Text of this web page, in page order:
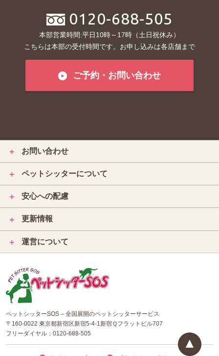
0120-688-505
本部営業時間:平日10時～17時（土日祝休み）
こちらは本部の受付時間です。お申し込みは各店舗まで
ご予約・お問い合わせ
＋ お問い合わせ
＋ ペットシッターについて
＋ 安心への配慮
＋ 更新情報
＋ 運営について
ペットシッターSOS – 全国展開のペットシッターサービス
〒160-0022 東京都新宿区新宿5-4-1新宿Ｑフラットビル707
フリーダイヤル： 0120-688-505